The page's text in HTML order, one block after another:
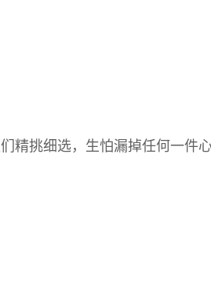
精挑细选，生怕漏掉任何一件